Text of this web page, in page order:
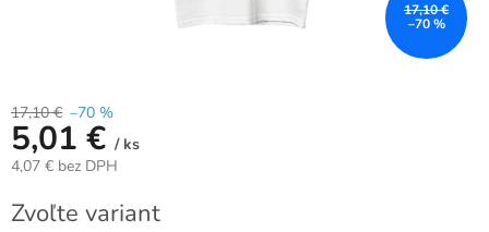
17,10 €
–70 %
17,10 € –70 %
5,01 € / ks
4,07 € bez DPH
cena:
Zvoľte variant